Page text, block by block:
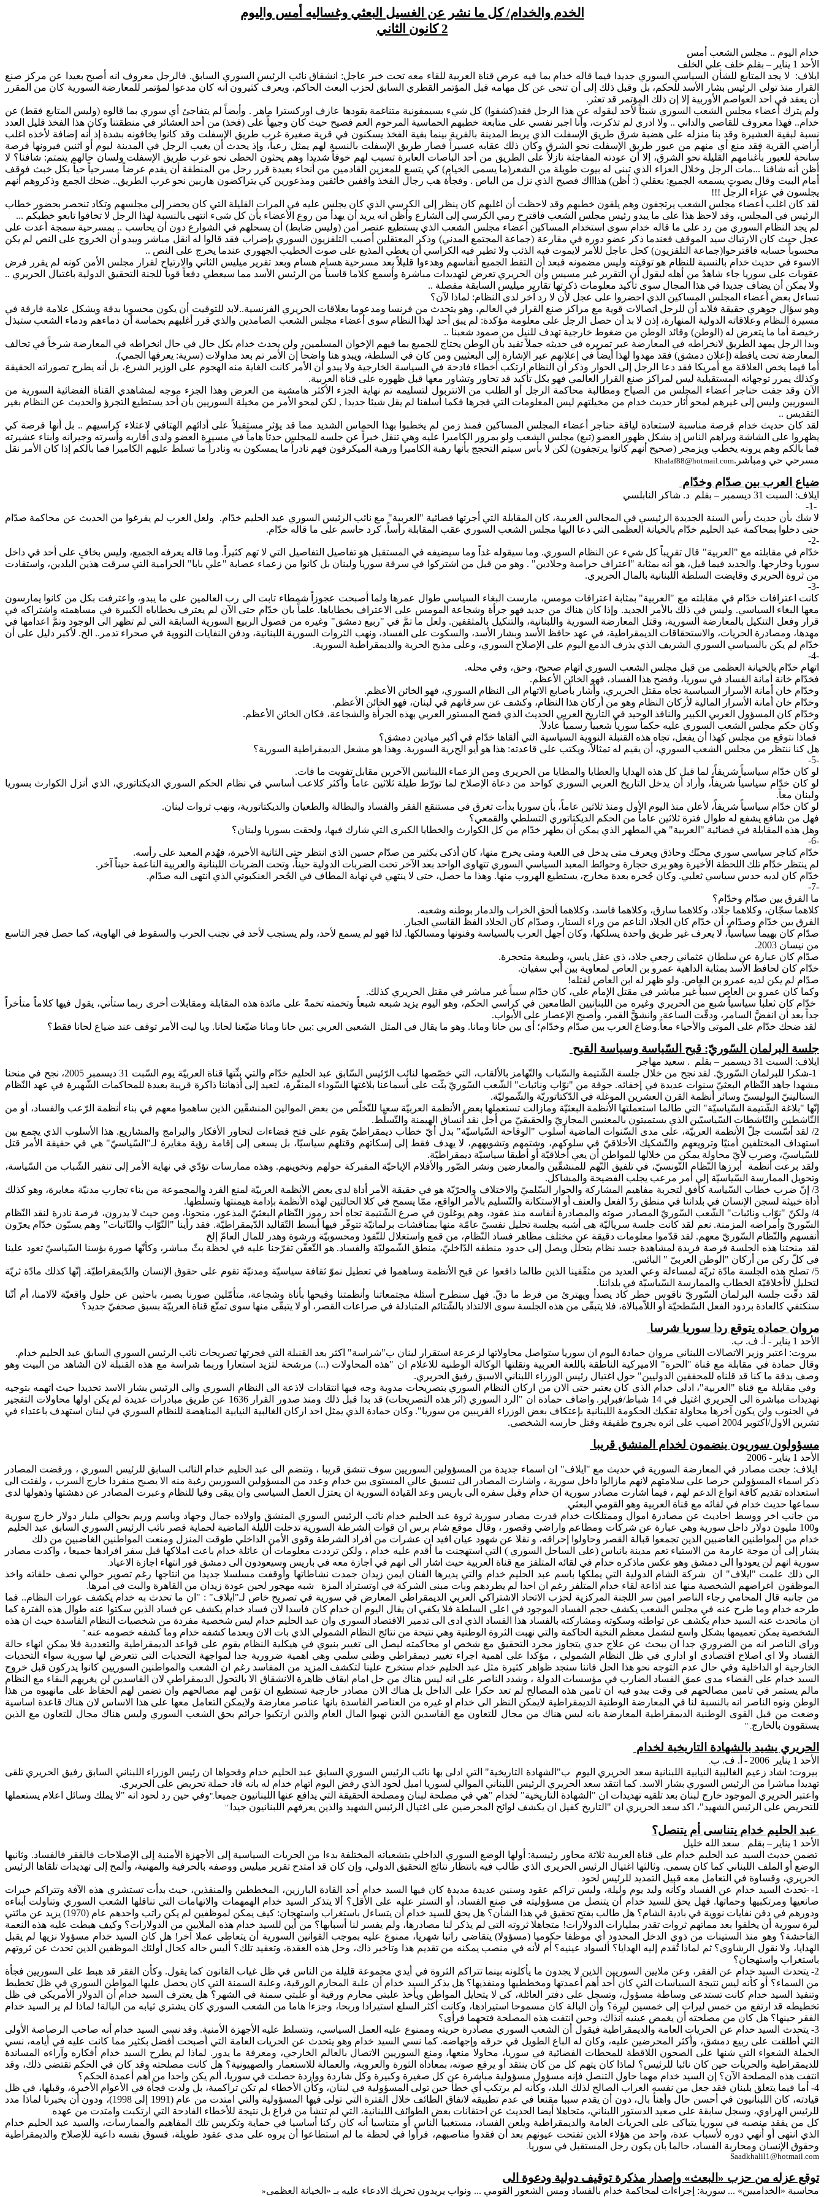
الخدم والخدام/ كل ما نشر عن الغسيل البعثي وغساليه أمس واليوم
2 كانون الثاني
خدام اليوم .. مجلس الشعب أمس
الأحد 1 يناير – بقلم خلف علي الخلف
ايلاف:
لا يجد المتابع للشأن السياسي السوري جديدا فيما قاله خدام بما فيه عرض قناة العربية للقاء معه تحت خبر عاجل: انشقاق نائب الرئيس السوري السابق. فالرجل معروف انه أصبح بعيدا عن مركز صنع
القرار منذ تولي الرئيس بشار الأسد للحكم، بل وقبل ذلك إلى أن تنحى عن كل مهامه قبل المؤتمر القطري السابق لحزب البعث الحاكم، ويعرف كثيرون انه كان مدعوا لمؤتمر للمعارضة السورية كان من المقرر
أن يعقد في احد العواصم الأوربية إلا إن ذلك المؤتمر قد تعثر.
ولم يترك أعضاء مجلس الشعب السوري شيئاً لأحد ليقوله عن هذا الرجل فقد(كشفوا) كل شيء بسيمفونية متناغمة يقودها عازف اوركسترا ماهر . وأيضاً لم يتفاجئ أي سوري بما قالوه (وليس المتابع فقط) عن
خدام.. فهذا معروف للقاصي والداني .. ولا ادري لم تذكرت، وأنا اجبر نفسي على متابعة خطبهم الحماسية المرحوم العم فصيح حيث كان وجيهاً على (فخذ) من أحد العشائر في منطقتنا وكان هذا الفخذ قليل العدد
نسبة لبقية العشيرة وقد بنا منزله على هضبة شرق طريق الإسفلت الذي يربط المدينة بالقرية بينما بقية الفخذ يسكنون في قرية صغيرة غرب طريق الإسفلت وقد كانوا يخافونه بشدة إذ أنه إضافة لأخذه اغلب
أراضي القرية فقد منع أي منهم من عبور طريق الإسفلت نحو الشرق وكان ذلك عقابه عسيراً فصار طريق الإسفلت بالنسبة لهم يمثل رعباً، وإذ يحدث أن يغيب الرجل في المدينة ليوم أو اثنين فيرونها فرصة
سانحة للعبور بأغنامهم القليلة نحو الشرق، إلا أن عودته المفاجئة نازلاً على الطريق من أحد
الباصات العابرة تسبب لهم خوفاً شديدا وهم يحثون الخطى نحو غرب طريق الإسفلت ولسان حالهم يتمتم: شافنا؟ لا
أظن أنه شافنا ...مات الرجل وخلال العزاء الذي تبنى له بيوت طويلة من الشعر(ما يسمى الخيام) كي يتسع للمعزين القادمين من أنحاء بعيدة قرر رجل من المنطقة أن يقدم عرضاً مسرحياً حياً بكل خبث فوقف
أمام البيت وقال بصوتٍ يسمعه الجميع: بعقلي (: أظن)هذاااك فصيح الذي نزل من الباص . وفجأة هب رجال الفخذ واقفين خائفين ومذعورين كي يتراكضون هاربين نحو غرب الطريق.. ضحك الجمع وذكروهم أنهم
يجلسون في عزاء الرجل !!!
لقد كان اغلب أعضاء مجلس الشعب يرتجفون وهم يلقون خطبهم وقد لاحظت أن اغلبهم كان ينظر إلى الكرسي الذي كان يجلس عليه في المرات القليلة التي كان يحضر إلى مجلسهم وتكاد تنحصر بحضور خطاب
الرئيس في المجلس، وقد لاحظ هذا على ما يبدو رئيس مجلس الشعب فاقترح رمي الكرسي إلى الشارع وأظن انه يريد أن يهدأ من روع الأعضاء بأن كل شيء انتهى بالنسبة لهذا الرجل لا تخافوا تابعو خطبكم ...
لم يجد النظام السوري من رد على ما قاله خدام سوى استخدام المساكين أعضاء مجلس الشعب الذي يستطيع عنصر أمن (وليس ضابط) أن يسحلهم في الشوارع دون أن يحاسب .. بمسرحية سمجة أعدت على
عجل حيث كان الارتباك سيد الموقف فعندما ذكر عضو دوره في مقارعة (جماعة المجتمع المدني) وذكر المعتقلين أصيب التلفزيون السوري بإضراب فقد قالوا له انقل مباشر ويبدو أن الخروج على النص لم يكن
محسوباً حسابه فاقترحوا(جماعة التلفزيون) كحل عاجل للأمر لايموت فيه الذئب ولا تطير فيه الكراسي أن يغطي المذيع على صوت الخطيب الجهوري عندما يخرج على النص ..
الاسوء في حديث خدام بالنسبة للنظام هو توقيته وليس مضمونه فبعد أن التقط الجميع أنفاسهم وهدءوا قليلاً بعد مسرحيةهسام هسام وبعد تقرير ميليس الثاني والارتياح لقرار مجلس الأمن كونه لم يقرر فرض
عقوبات على سوريا جاء شاهدٌ من أهله ليقول أن التقرير غير مسيس وأن الحريري تعرض لتهديدات مباشرة وأسمع كلاما قاسياً من الرئيس الأسد مما سيعطي دفعاً قوياً للجنة التحقيق الدولية باغتيال الحريري ..
ولا يمكن أن يضاف جديدا في هذا المجال سوى تأكيد معلومات ذكرتها تقارير ميليس السابقة مفصلة ..
تساءل بعض أعضاء المجلس المساكين الذي احضروا على عجل لأن لا رد آخر لدى النظام: لماذا لآن؟
وهو سؤال جوهري حقيقة فلابد أن للرجل اتصالات قوية مع مراكز صنع القرار في العالم، وهو يتحدث من فرنسا ومدعوما بعلاقات الحريري الفرنسية..لابد للتوقيت أن يكون محسوبا بدقة ويشكل علامة فارقة في
مسيرة النظام وعلاقاته الدولية المنهارة، إذن لا بد أن حصل الرجل على معلومة مؤكدة: لم يبق أحد لهذا النظام سوى أعضاء مجلس الشعب الصامدين والذي قرر أغلبهم بحماسة أن دماءهم ودماء الشعب ستبذل
رخيصة أما ما يتعرض له (الوطن) وقائد الوطن من ضغوط خارجية تهدف للنيل من صمود شعبنا ..
وبدا الرجل يمهد الطريق لانخراطه في المعارضة عبر تمريره في حديثه جملاً تفيد بأن الوطن يحتاج للجميع بما فيهم الإخوان المسلمين، ولن يحدث خدام بكل حال في حال انخراطه في المعارضة شرخاً في تحالف
المعارضة تحت يافطة (إعلان دمشق) فقد مهدوا لهذا أيضاً في إعلانهم عبر الإشارة إلى البعثيين ومن كان في السلطة، ويبدو هنا واضحاً إن الأمر تم بعد مداولات (سرية: يعرفها الجمي).
أما فيما يخص العلاقة مع أمريكا فقد دعا الرجل إلى الحوار وذكر أن النظام ارتكب أخطاء فادحة في السياسة الخارجية ولا يبدو أن الأمر كانت الغاية منه الهجوم على الوزير
الشرع، بل أنه يطرح تصوراته الحقيقة
وكذلك يمرر توجهاته المستقبلية ليس لمراكز صنع القرار العالمي فهو بكل تأكيد قد تحاور وتشاور معها قبل ظهوره على قناة العربية.
الآن وقد جفت حناجر أعضاء المجلس من الصياح ومطالبة محاكمة الرجل أو الطلب من
الانتربول لتسليمه تم نهاية الجزء الأكثر هامشية من العرض وهذا الجزء موجه لمشاهدي القناة الفضائية السورية من
السوريين وليس إلى غيرهم لمحو أثار حديث خدام من مخيلتهم ليس المعلومات التي فجرها فكما أسلفنا لم يقل شيئا جديدا , لكن لمحو الأمر من مخيلة السوريين بأن أحد يستطيع التجرؤ والحديث عن النظام بغير
التقديس ..
لقد كان حديث خدام فرصة مناسبة لاستعادة لياقة حناجر أعضاء المجلس المساكين فمنذ زمن لم يخطبوا بهذا الحماس الشديد مما قد يؤثر مستقبلاً على أدائهم الهتافي لاعتلاء كراسيهم .. بل أنها فرصة كي
يظهروا على الشاشة ويراهم الناس إذ يشكل ظهور العضو (تبع) مجلس الشعب ولو بمرور الكاميرا عليه وهي تنقل خبراً عن جلسه للمجلس حدثاً هاماً في مسيرة العضو ولدى أقاربه وأسرته وجيرانه وأبناء عشيرته
فما بالكم وهم يرونه يخطب ويزمجر (صحيح أنهم كانوا يرتجفون) لكن لا بأس سيتم التحجج بأنها رهبة الكاميرا ورهبة الميكرفون فهم نادراً ما يمسكون به ونادراً ما تسلط عليهم الكاميرا فما بالكم إذا كان الأمر نقل
مسرحي حي ومباشر.Khalaf88@hotmail.com
ضياع العرب بين صدّام وخدّام
ايلاف: السبت 31 ديسمبر – بقلم
د. شاكر النابلسي
-1-
لاشك بأن حديث رأس السنة الجديدة الرئيسي في المجالس العربية، كان المقابلة التي أجرتها فضائية "العربية" مع نائب الرئيس السوري عبد الحليم خدّام.
ولعل العرب لم يفرغوا من الحديث عن محاكمة صدّام
حتى دخلوا بمحاكمة عبد الحليم خدّام بالخيانة العظمى التي دعا اليها مجلس الشعب السوري عقب المقابلة رأساً، كرد حاسم على ما قاله خدّام.
-2-
خدّام في مقابلته مع "العربية" قال تقريباً كل شيء عن النظام السوري. وما سيقوله غداً وما سيضيفه في المستقبل هو تفاصيل التفاصيل التي لا تهم كثيراً. وما قاله يعرفه الجميع، وليس بخافٍ على أحد في داخل
سوريا وخارجها. والجديد فيما قيل، هو أنه بمثابة "اعتراف حرامية وجلادين" . وهو من قبل من اشتركوا في سرقة سوريا ولبنان بل كانوا من زعماء عصابة "علي بابا" الحرامية التي سرقت هذين البلدين، واستفادت
من ثروة الحريري وقايضت السلطة اللبنانية بالمال الحريري.
-3-
كانت اعترافات خدّام في مقابلته مع "العربية" بمثابة اعترافات مومس، مارست البغاء السياسي طوال عمرها ولما أصبحت عجوزاً شمطاء تابت الى رب العالمين على ما يبدو، واعترفت بكل من كانوا يمارسون
معها البغاء السياسي. وليس في ذلك بالأمر الجديد. وإذا كان هناك من جديد فهو جرأة وشجاعة المومس على الاعتراف بخطاياها. علماً بان خدّام حتى الآن لم يعترف بخطاياه الكبيرة في مساهمته واشتراكه في
قرار وفعل التنكيل بالمعارضة السورية، وقتل المعارضة السورية واللبنانية، والتنكيل بالمثقفين. ولعل ما تمَّ في "ربيع دمشق" وغيره من فصول الربيع السورية السابقة التي لم تظهر
الى الوجود وتمَّ اعدامها في
مهدها، ومصادرة الحريات، والاستحقاقات الديمقراطية، في عهد حافظ الأسد وبشار الأسد، والسكوت على الفساد، ونهب الثروات السورية اللبنانية، ودفن النفايات النووية في صحراء تدمر.. الخ. لأكبر دليل على أن
خدّام لم يكن بالسياسي السوري الشريف الذي يذرف الدمع اليوم على الإصلاح السوري، وعلى مذبح الحرية والديمقراطية السورية.
-4-
اتهام خدّام بالخيانة العظمى من قبل مجلس الشعب السوري اتهام صحيح، وحق، وفي محله.
فخدّام خانة أمانة الفساد في سوريا، وفضح هذا الفساد، فهو الخائن الأعظم.
وخدّام خان أمانة الأسرار السياسية تجاه مقتل الحريري، وأشار بأصابع الاتهام الى النظام السوري، فهو الخائن الأعظم.
وخدّام خان أمانة الأسرار المالية لأركان النظام وهو من أركان هذا النظام، وكشف عن سرقاتهم في لبنان، فهو الخائن الأعظم.
وخدّام كان المسؤول العربي الكبير والنافذ الوحيد في التاريخ العربي الحديث الذي فضح المستور العربي بهذه الجرأة والشجاعة، فكان الخائن الأعظم.
وكان حكم مجلس الشعب السوري عليه حكماً سورياً شعبياً رسمياً عادلاً.
فماذا نتوقع من مجلس كهذا أن يفعل، تجاه هذه القنبلة النووية السياسية التي ألقاها خدّام في أكبر ميادين دمشق؟
هل كنا ننتظر من مجلس الشعب السوري، أن يقيم له تمثالاً، ويكتب على قاعدته: هذا هو أيو الحرية السورية. وهذا هو مشعل الديمقراطية السورية؟
-5-
لو كان خدّام سياسياً شريفاً، لما قبل كل هذه الهدايا والعطايا والمطايا من الحريري ومن الزعماء اللبنانيين الآخرين مقابل تفويت ما فات.
لو كان خدّام سياسياً شريفاً، وأراد أن يدخل التاريخ العربي السوري كواحد من دعاة الإصلاح لما تورّط طيلة ثلاثين عاماً وأكثر كلاعب أساسي في نظام الحكم السوري الديكتاتوري، الذي أنزل الكوارث بسوريا
ولبنان معاً.
لو كان خدّام سياسياً شريفاً، لأعلن منذ اليوم الأول ومنذ ثلاثين عاماً، بأن سوريا بدأت تغرق في مستنقع الفقر والفساد والبطالة والطغيان والديكتاتورية، ونهب ثروات لبنان.
فهل من شافع يشفع له طوال فترة ثلاثين عاماً من الحكم الديكتاتوري التسلطي والقمعي؟
وهل هذه المقابلة في فضائية "العربية" هي المطهر الذي يمكن أن يطهر خدّام من كل الكوارث والخطايا الكبرى التي شارك فيها، ولحقت بسوريا ولبنان؟
-6-
خدّام كتاجر سياسي سوري محنّك وحاذق ويعرف متى يدخل في اللعبة ومتى يخرج منها، كان أذكى بكثير من صدّام حسين الذي انتظر حتى الثانية الأخيرة، فهُدم المعبد على رأسه.
لم ينتظر خدّام تلك اللحظة الأخيرة وهو يرى حجارة وحوائط المعبد السياسي السوري تتهاوى الواحد بعد الآخر تحت الضربات الدولية حيناً، وتحت الضربات اللبنانية والعربية الناعمة حيناً آخر.
خدّام كان لديه حدس سياسي ثعلبي. وكان جُحره بعدة مخارج، يستطيع الهروب منها. وهذا ما حصل، حتى لا ينتهي في نهاية المطاف في الجُحر العنكبوتي الذي انتهى اليه صدّام.
-7-
ما الفرق بين صدّام وخدّام؟
كلاهما سجّان، وكلاهما جلاد، وكلاهما سارق، وكلاهما فاسد، وكلاهما ألحق الخراب والدمار بوطنه وشعبه.
الفرق بين خدّام وصدّام، أن خدّام كان الجلاد الناعم من وراء الستار، وصدّام كان الجلاد الفظّ القاسي الجبار.
صدّام كان بهيماً سياسياً، لا يعرف غير طريق واحدة يسلكها، وكان أجهل العرب بالسياسة وفنونها ومسالكها. لذا فهو لم يسمع لأحد، ولم يستجب لأحد في تجنب الحرب والسقوط في الهاوية، كما حصل فجر التاسع
من نيسان 2003.
صدّام كان عبارة عن سلطان عثماني رجعي جلاد، ذي عقل يابس، وطبيعة متحجرة.
خدّام كان لحافظ الأسد بمثابة الداهية عمرو بن العاص لمعاوية بين أبي سفيان.
صدّام لم يكن لديه عمرو بن العاص. ولو ظهر له ابن العاص لقتله!
وكما كان عمرو بن العاص سبباً غير مباشر في مقتل الإمام علي، كان خدّام سبباً غير مباشر في مقتل الحريري كذلك.
خدّام كان ثعلباً سياسياً شبع من الحريري وغيره من اللبنانيين الطامعين في كراسي الحكم، وهو اليوم يزيد شبعه شبعاً وتخمته تخمةً على مائدة هذه المقابلة ومقابلات أخرى ربما ستأتي، يقول فيها كلاماً متأخراً
جداً بعد أن انفضَّ السامر، ودقّت الساعة، وانشقَّ القمر، وأصبح الإعصار على الأبواب.
لقد ضحك خدّام على الموتى والأحياء معاً.وضاع العرب بين صدّام وخدّام؛ أي بين حانا ومانا. وهو ما يقال في المثل الشعبي العربي :بين حانا ومانا ضيّعنا لحانا. ويا ليت الأمر توقف عند ضياع لحانا فقط؟
جلسة البرلمان السّوريّ: قبح السّياسة وسياسة القبح
ايلاف: السبت 31 ديسمبر – بقلم
. سعيد مهاجر
1-شكرا للبرلمان السّوريّ. لقد نجح من خلال جلسة الشّتيمة والسّباب
والتّهامز
بالألقاب، التي خصّصها لنائب الرّئيس السّابق عبد الحليم خدّام والتي بثّتها قناة العربيّة يوم السّبت 31 ديسمبر 2005، نجح في منحنا
مشهدا جاهد النّظام
البعثيّ سنوات عديدة في إخفائه. جوقة من "نوّاب ونائبات" الشّعب السّوريّ بثّت على أسماعنا بلاغتها السّوداء المنفّرة، لتعيد إلى أذهاننا ذاكرة قريبة بعيدة للمحاكمات الشّهيرة في عهد النّظام
الستالينيّ البوليسيّ وسائر أنظمة القرن العشرين الموغلة في الدّكتاتوريّة والشّموليّة.
إنّها "بلاغة الشّتيمة السّياسيّة" التي طالما استعملتها الأنظمة البعثيّة ومازالت تستعملها بعض الأنظمة العربيّة سعيا للتّخلّص من بعض الموالين المنشقّين الذين ساهموا معهم في بناء أنظمة الرّعب والفساد، أو من
النّاشطين والنّاشطات السّياسيّين الذي يستميتون بالمعنيين المجازيّ والحقيقيّ من أجل نقد أنساق الهيمنة والتّسلّط.
2/ لقد أسّست جلّ الأنظمة العربيّة، على مدى السّنوات الماضية أسلوب "الوقاحة السّياسيّة" بدل أيّ خطاب ديمقراطيّ يقوم على فتح
فضاءات لتحاور الأفكار والبرامج والمشاريع. هذا الأسلوب الذي يجمع بين
استهداف المختلفين أمنيّا وترويعهم والتّشكيك الأخلاقيّ في سلوكهم، وشتمهم وتشويههم، لا يهدف فقط إلى إسكاتهم وقتلهم سياسيّا، بل يسعى إلى إقامة رؤية مغايرة لـ"السّياسيّ" هي في حقيقة الأمر قتل
للسّياسيّ، وضرب لأيّ محاولة يمكن من خلالها للمواطن أن يعي أخلاقيّة أو أطيقا سياسيّة ديمقراطيّة.
ولقد برعت أنظمة
أبرزها النّظام التّونسيّ، في تلفيق التّهم للمنشقّين والمعارضين ونشر الصّور والأفلام الإباحيّة المفبركة حولهم وتخوينهم. وهذه ممارسات تؤدّي في نهاية الأمر إلى تنفير الشّباب من السّياسة،
وتحويل الممارسة السّياسيّة إلى أمر مرعب يجلب الفضيحة والمشاكل.
3/ إنّ ضرب خطاب السّياسة كأفق لتجربة مفاهيم المشاركة والحوار السّلميّ والاختلاف والحرّيّة هو في حقيقة الأمر أداة لدى بعض الأنظمة العربيّة لمنع الفرد والمجموعة من بناء تجارب مدنيّة مغايرة، وهو كذلك
أداة خبيثة لسجن الإنسان في بلداننا في منطق ردّ الفعل والعنف أو الاستكانة والتّسليم بالأمر الواقع، ممّا يسمح في كلا الحالتين لهذه الأنظمة بإدامة هيمنتها وتسلّطها.
4/ ولكنّ "نوّاب ونائبات" الشّعب السّوريّ المصادر صوته والمصادرة أنفاسه منذ عقود، وهم يوغلون في صرع الشّتيمة تجاه أحد رموز النّظام
البعثيّ المذعور، منحونا، ومن حيث لا يدرون، فرصة نادرة لنقد النّظام
السّوريّ وأمراضه المزمنة. نعم لقد كانت جلسة سرياليّة هي أشبه بجلسة تحليل نفسيّ عامّة منها بمناقشات برلمانيّة تتوفّر فيها أبسط التّقاليد الدّيمقراطيّة. فقد رأينا "النّوّاب والنّائبات" وهم يسبّون خدّام يعرّون
أنفسهم والنّظام السّوريّ معهم. لقد قدّموا معلومات دقيقة عن مختلف مظاهر فساد النّظام، من قمع واستغلال للنّفوذ ومحسوبيّة ورشوة وهدر للمال العامّ إلخ
لقد منحتنا هذه الجلسة فرصة فريدة لمشاهدة جسد نظام يتحلّل ويصل إلى حدود منطقه الدّاخليّ، منطق الشّموليّة والفساد.هو التّعفّن تفرّجنا عليه في لحظة بثّ مباشر، وكأنّها صورة بؤسنا السّياسيّ تعود علينا
في كلّ ركن من أركان "الوطن العربيّ " البائس.
5/ تصلح هذه الجلسة مادّة ثريّة لمساءلة وعي العديد من مثقّفينا الذين طالما دافعوا عن قبح الأنظمة وساهموا في تعطيل نموّ ثقافة سياسيّة ومدنيّة تقوم على حقوق الإنسان والدّيمقراطيّة. إنّها كذلك مادّة ثريّة
لتحليل لاأخلاقيّة الخطاب والممارسة السّياسيّة في بلداننا.
لقد دقّت جلسة البرلمان السّوريّ ناقوس خطر كاد يصدأ ويهترئ من فرط ما دقّ. فهل سنطرح أسئلة مجتمعاتنا وأنظمتنا وقبحها بأناة وشجاعة، متأمّلين صورنا بصبر، باحثين عن حلول واقعيّة لآلامنا، أم أنّنا
سنكتفي كالعادة بردود الفعل السّطحيّة أو اللاّمبالاة، فلا يتبقّى من هذه الجلسة سوى الالتذاذ بالشّتائم المتبادلة في صراعات القصر، أو لا يتبقّى منها سوى تمتّع قناة العربيّة بسبق صحفيّ جديد؟
مروان حماده يتوقع ردا سوريا شرسا
الأحد
بيروت: اعتبر وزير الاتصالات اللبناني مروان حمادة اليوم ان سوريا ستواصل محاولاتها لزعزعة استقرار لبنان ب"شراسة" اكثر بعد القنبلة التي فجرتها تصريحات نائب الرئيس السوري السابق عبد الحليم خدام.
وقال حمادة في مقابلة مع قناة "الحرة"
الاميركية الناطقة باللغة العربية ونقلتها الوكالة الوطنية للاعلام ان "هذه المحاولات (...) مرشحة لتزيد استعارا وربما شراسة مع هذه القنبلة لان الشاهد من البيت وهو
وصف بدقة ما كنا قد قلناه للمحققين الدوليين" حول اغتيال رئيس الوزراء اللبناني الاسبق رفيق الحريري.
وفي مقابلة مع قناة "العربية"، ادلى خدام الذي كان يعتبر حتى الان من اركان النظام السوري بتصريحات مدوية وجه فيها انتقادات لاذعة الى النظام السوري والى الرئيس بشار الاسد تحديدا حيث اتهمه بتوجيه
تهديدات مباشرة الى الحريري اغتيل في 14 شباط/فبراير. واضاف حمادة ان "الرد السوري (اثر هذه التصريحات) قد بدا قبل ذلك ومنذ صدور القرار 1636 عن طريق مبادرات عديدة لم يكن اولها محاولات التفجير
في الجنوب ولن يكون آخرها محاولة تفكيك الحكومة اللبنانية بإعتكاف بعض الوزراء القريبين من سوريا". وكان حمادة الذي يمثل احد اركان الغالبية النيابية المناهضة للنظام السوري في لبنان استهدف باعتداء في
تشرين الاول/ اكتوبر اصيب على اثره بجروح طفيفة وقتل حارسه الشخصي.
مسؤولون سوريون ينضمون لخدام المنشق قريبا
الأحد
- 2006
ايلاف: جحت مصادر في المعارضة السورية في حديث مع " ايلاف" ان اسماء جديدة من المسؤولين السوريين سوف تنشق قريبا ، وتنضم الى عبد الحليم خدام النائب السابق للرئيس السوري ، ورفضت المصادر
ذكر
اسماء المسؤولين حرصا على سلامتهم لانهم مازالوا داخل سورية ، واشارت المصادر الى تنسيق عالي المستوى بين خدام وعدد من المسؤولين السوريين رغبة منه الايصبح منفردا خارج السرب ، ولفتت الى
استعداده تقديم كافة انواع الدعم لهم ، فيما اشارت مصادر سورية ان خدام وقبل سفره الى باريس وعد القيادة السورية ان يعتزل العمل السياسي وان يبقى وفيا للنظام وعبرت المصادر عن دهشتها وذهولها لدى
سماعها حديث خدام في لقائه مع قناة العربية وهو القومي البعثي.
من جانب اخر ووسط احاديث عن مصادرة اموال وممتلكات خدام قدرت مصادر سورية ثروة عبد الحليم خدام نائب الرئيس السوري المنشق واولاده جمال وجهاد وباسم وريم بحوالي مليار دولار خارج سورية
و100 مليون دولار داخل سورية وهي عبارة عن شركات ومطاعم
واراضي وقصور ، وقال موقع شام برس ان قوات الشرطة السورية تدخلت الليلة الماضية لحماية قصر نائب الرئيس السوري السابق عبد الحليم
خدام من المواطنين الغاضبين الذين تجمعوا قبالة القصر وحاولوا إحراقه، و نقلا عن شهود عيان افيد ان عشرات من أفراد الشرطة وقوى الأمن الداخلي طوقت المنزل ومنعت المواطنين الغاضبين من ذلك.
يشار إلى أن موجة عارمة من الاستياء تعم مدينة بانياس (على الساحل السوري ) التي استهجنت ما أقدم عليه خدام ، ولكن ترددت معلومات أن عائلة خدام باعت املاكها قبل سفر افرادها جميعا ، واكدت مصادر
سورية انهم لن يعودوا الى دمشق وهو عكس ماذكره خدام في لقائه المتلفز مع قناة العربية حيث اشار الى انهم في اجازة معه في باريس وسيعودون الى دمشق فور انتهاء اجازة الاعياد.
الى ذلك علمت " ايلاف" ان شركة الشام الدولية التي يملكها باسم عبد الحليم خدام والتي يديرها الفنان ايمن زيدان جمدت نشاطاتها وأوقفت مسلسلا جديدا من انتاجها رغم تصوير حوالي نصف حلقاته واخذ
الموظفون
اغراضهم الشخصية منها عند اذاعة لقاء خدام المتلفز رغم ان احدا لم يطردهم وبات مبنى الشركة في اوتستراد المزة شبه مهجور لحين عودة زيدان من القاهرة والبت في امرها.
من جانبه قال المحامي رجاء الناصر امين سر اللجنة المركزية لحزب الاتحاد الاشتراكي العربي الديمقراطي المعارض في سورية في تصريح خاص لـ" ايلاف" : " ان ما تحدث به خدام يكشف عورات النظام.. فما
طرحه خدام وما طرح عنه في مجلس الشعب يكشف حجم الفساد الموجود في
اعلى السلطة فلا يكفي ان يقال اليوم ان خدام كان فاسدا لان فساد خدام يكشف عن فساد الذين سكتوا عنه طوال هذه الفترة كما
ان ماتحدث عنه السيد خدام يكشف عن تواطئه وسكوته ومشاركته بالفساد هذا الفساد الذي ادى الى تدمير الاقتصاد السوري وان عبد الحليم خدام ليس شخصية مفردة من شخصيات النظام الفاسدة حيث ان هذه
الشخصية يمكن تعميمها بشكل واسع لتشمل معظم النخبة الحاكمة والتي نهبت الثروة الوطنية وهي نتيحة من نتائج النظام الشمولي الذي بات الان وبعدما كشفه خدام وما كشفه خصومه عنه".
وراى الناصر انه من الضروري جدا ان يبحث عن علاج جدي يتجاوز مجرد التحقيق مع شخص او محاكمته ليصل الى تغيير بنيوي في هيكلية النظام يقوم على قواعد الديمقراطية والتعددية فلا يمكن انهاء حالة
الفساد ولا
اي اصلاح اقتصادي او اداري في ظل النظام الشمولي ، مؤكدا على اهمية اجراء تغيير ديمقراطي وطني سلمي وهي اهمية ضرورية جدا لمواجهة التحديات التي تتعرض لها سورية سواء التحديات
الخارجية
او الداخلية وفي حال عدم التوجه نحو هذا الحل فاننا سنجد ظواهر كثيرة مثل عبد الحليم خدام ستخرج علينا لتكشف المزيد من المفاسد رغم ان الشعب والمواطنين السوريين كانوا يدركون قبل خروج
السيد خدام على الفضاء مدى عمق الفساد الضارب في مؤسسات الدولة ، وشدد الناصر على انه ليس هناك من حل امام ايقاف ظاهرة الانشقاق الابالتحول الديمقراطي لان الفاسدين لن يغريهم البقاء مع النظام
مالم يستمر في تامين مصالحهم في وقت يبدو فيه ان تامين هذه المصالح لم تعد حكرا على الداخل بل هناك الان مصادر خارجية تستطيع ان تؤمن لهم مصالحهم وان تضمن لهم الحفاظ على مانهبوه من هذا
الوطن ونوه الناصر انه بالنسبة لنا في المعارضة الوطنية الديمقراطية لايمكن النظر الى خدام او غيره من العناصر الفاسدة بانها عناصر معارضة ولايمكن التعامل معها على هذا الاساس لان هناك قاعدة
اساسية
وضعت من قبل القوى الوطنية الديمقراطية المعارضة بانه ليس هناك من مجال للتعاون مع الفاسدين الذين نهبوا المال العام والذين ارتكبوا جرائم بحق الشعب السوري وليس هناك مجال للتعاون مع الذين
يستقوون بالخارج" .
الحريري يشيد بالشهادة التاريخية لخدام
الأحد 1 يناير 2006
- أ. ف. ب.
بيروت: اشاد زعيم الغالبية النيابية اللبنانية سعد الحريري اليوم ب"الشهادة التاريخية" التي ادلى بها نائب الرئيس السوري السابق عبد الحليم خدام وفحواها ان رئيس الوزراء اللبناني السابق رفيق الحريري تلقى
تهديدا مباشرا من الرئيس السوري بشار
الاسد. كما انتقد سعد الحريري الرئيس اللبناني الموالي لسوريا اميل لحود الذي رفض اليوم اتهام خدام له بانه قاد حملة تحريض على الحريري.
واعتبر الحريري الموجود خارج لبنان بعد تلقيه تهديدات ان "الشهادة التاريخية" لخدام "هي في مصلحة لبنان ومصلحة الحقيقة التي يدافع عنها اللبنانيون جميعا".وفي حين رد لحود انه "لا يملك وسائل اعلام يستعملها
للتحريض على الرئيس الشهيد"، اكد سعد الحريري ان "التاريخ كفيل ان يكشف لوائح المحرضين على اغتيال الرئيس الشهيد والذين يعرفهم اللبنانيون جيدا ".
عبد الحليم خدام يتناسى أم يتنصل؟
الأحد 1 يناير – بقلم . سعد الله خليل
تضمن حديث السيد عبد الحليم خدام على قناة العربية ثلاثة محاور رئيسية: أولها الوضع السوري الداخلي بتشعباته المختلفة بدءا من الحريات السياسية إلى الأجهزة الأمنية إلى الإصلاحات فالفقر فالفساد. وثانيها
الوضع أو الملف اللبناني كما كان يسمى. وثالثها اغتيال الرئيس الحريري الذي طالب فيه بانتظار نتائج التحقيق الدولي، وإن كان قد امتدح تقرير ميليس ووصفه بالحرفية والمهنية، وألمح إلى تهديدات تلقاها الرئيس
الحريري، وقساوة في التعامل معه قبيل التمديد للرئيس لحود .
1-
-تحدث السيد خدام عن الفساد وكأنه وليد يوم وليلة، وليس تراكم عقود وسنين عديدة مديدة كان فيها السيد خدام أحد القادة البارزين، المخططين والمنفذين، حيث بدأت تستشري هذه الآفة وتتراكم خبرات
صانعيها ومرتكبيها وحماتها. فهل يحق للسيد خدام أن يتنصل من مسؤوليته في صنع الفساد، أو التستر عليه على الأقل؟ ألا يتذكر السيد خدام
الهمهمات والاتهامات التي تناقلها الشعب السوري وتناولت أبناءه
ودورهم في دفن نفايات نووية في بادية الشام؟ هل طالب بفتح تحقيق في هذا الشأن؟ هل يحق للسيد خدام أن يتساءل باستغراب واستهجان: كيف يمكن لموظفين لم يكن راتب واحدهم عام (1970) يزيد عن مائتي
ليرة سورية أن يخلفوا بعد مماتهم ثروات تقدر بمليارات الدولارات! متجاهلاثروته التي لم يذكر لنا مصادرها، ولم يفسر لنا أسبابها؟ من أين للسيد خدام هذه الملايين من الدولارات؟ وكيف هبطت عليه هذه النعمة
الفاحشة؟ وهو منذ الستينات من ذوي الدخل المحدود أي موظفا حكوميا (مسؤولا) يتقاضى راتبا شهريا، ممنوع عليه بموجب القوانين السورية أن يتعاطى عملا آخر! هل كان السيد خدام مسؤولا نزيها لم يقبل
الهدايا، ولا نقول الرشاوى؟ ثم لماذا تُقدم إليه الهدايا؟ ألسواد عينيه؟ أم لأنه في منصب يمكنه من تقديم هذا وتأخير ذاك، وحل هذه العقدة، وتعقيد تلك؟ أليس حاله كحال أولئك الموظفين الذين تحدث عن ثروتهم
باستغراب واستهجان؟
2-
يتحدث السيد خدام عن الفقر، وعن ملايين السوريين الذين لا يجدون ما يأكلونه بينما تتراكم الثروة في أيدي مجموعة قليلة من الناس في ظل غياب القانون كما يقول. وكأن الفقر قد هبط على السوريين فجأة
من السماء؟ أو كأنه ليس نتيجة السياسات التيكان أحد أهم أعمدتها ومخططيها ومنفذيها؟ هل يذكر السيد خدام أن علبة المحارم الورقية، وعلبة السمنة التي كان يحصل عليها المواطن السوري في ظل تخطيط
وتنفيذ السيد خدام كانت تستدعي وساطة مسؤول، وتسجل على دفتر العائلة، كي لا يتحايل المواطن ويأخذ علبتي محارم ورقية أو علبتي سمنة في الشهر؟ هل يعترف السيد خدام أن الدولار الأمريكي في ظل
تخطيطه قد ارتفع من خمس ليرات إلى خمسين ليرة؟ وأن البالة كان مسموحا استيرادها، وكانت أكثر السلع استيرادا وربحا، وجزءا هاما من الشعب السوري كان يشتري ثيابه من البالة! لماذا لم ير السيد خدام
الفقر حينها؟ هل كان من مصلحته أن يغمض عينيه آنذاك، وحين انتفت هذه المصلحة فتحهما فرأى؟
3- يتحدث السيد خدام عن الحريات العامة والديمقراطية فيقول أن الشعب السوري مصادرة حريته وممنوع عليه العمل السياسي، وتتسلط عليه الأجهزة الأمنية. وقد نسي السيد خدام أنه صاحب الرصاصة الأولى
التي أطلقت على ربيع دمشق، وأكثر المحرضين عليه، وكان له الباع الطويل في حرقه وإجهاضه. كما نسي السيد خدام وهو يتحدث عن الحريات العامة التي أصبحت أفضل بكثير مما كانت عليه في أيامه، نسي
الحملة
الشعواء التي شنها على الصحون اللاقطة للمحطات الفضائية في سوريا، محاولا منعها، ومنع السوريين الاتصال بالعالم الخارجي، ومعرفة ما يدور. لماذا لم يطرح السيد خدام أفكاره وآراءه المساندة
للديمقراطية والحريات حين كان نائبا للرئيس؟ لماذا كان يتهم كل منكان ينتقد أو يرفع صوته، بمعاداة الثورة والعروبة، والعمالة للاستعمار والصهيونية؟هل كانت مصلحته وقد كان في الحكم تقتضي ذلك، وقد
انتفت هذه المصلحة الآن؟ إن السيد خدام مهما حاول التنصل فإنه مسؤول مسؤولية مباشرة عن كل صغيرة وكبيرة وكل شاردة وواردة حصلت في سوريا، ألم يكن واحدا من أهم أعمدة الحكم؟
4- أما فيما يتعلق بلبنان فقد جعل من نفسه
العراب الصالح لذلك البلد، وكأنه لم يرتكب أي خطأ حين تولى المسؤولية في لبنان، وكأن الأخطاء لم تكن تراكمية، بل ولدت فجأة في الأعوام الأخيرة، وقبلها، في ظل
قيادته، كان اللبنانيون في أحسن حال وأهنأ بال، دون أن يقدم سببا مقنعا في عدم تطبيقه لاتفاق الطائف خلال الفترة التي تولى فيها المسؤولية والتي امتدت من عام (1991 إلى 1998)، ودون أن يخبرنا لماذا مدد
للرئيس الهراوي، وسجل سابقة على صعيد الدستور اللبناني، متجاهلا أيضا الحديث عن احتقانات بعض الطوائف اللبنانية، التي لم تنشأ من فراغ بل نتيجة للأخطاء الفادحة التي ارتكبت وامتدت من عهده.
كل من يفقد منصبه في سوريا يتباكى على الحريات العامة والديمقراطية ويلعن الفساد، مستغبيا الناس أو متناسيا أنه كان ركنا أساسيا في حماية وتكريس تلك المفاهيم والممارسات، والسيد عبد الحليم خدام
الذي انتهى أو أُنهي دوره لأسباب عدة، واحد من هؤلاء الذين تفتحت عيونهم بعد أن فقدوا مناصبهم، فرأوا في لحظة ما لم استطاعوا أن يروه على مدى عقود طويلة، فسوق نفسه داعية للإصلاح والديمقراطية
وحقوق الإنسان ومحاربة الفساد، حالما بأن يكون رجل المستقبل في سوريا.
Saadkhalil1@hotmail.com
توقع عزله من حزب «البعث» وإصدار مذكرة توقيف دولية ودعوة الى
محاسبة « الخداميين» ... سورية: إجراءات لمحاكمة خدام بالفساد ومس الشعور القومي ... ونواب يريدون تحريك الادعاء عليه بـ «الخيانة العظمى»